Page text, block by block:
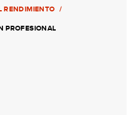
RENDIMIENTO
PROFESIONAL